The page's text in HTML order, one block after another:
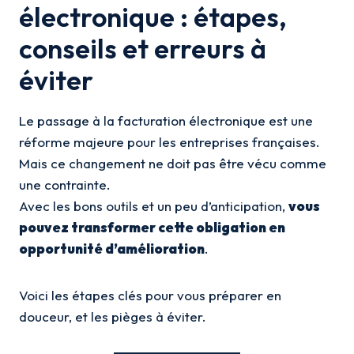
électronique : étapes,
conseils et erreurs à
éviter
Le passage à la facturation électronique est une
réforme majeure pour les entreprises françaises.
Mais ce changement ne doit pas être vécu comme
une contrainte.
Avec les bons outils et un peu d’anticipation, vous
pouvez transformer cette obligation en
opportunité d’amélioration.
Voici les étapes clés pour vous préparer en
douceur, et les pièges à éviter.